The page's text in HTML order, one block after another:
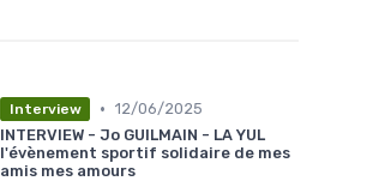
Interview • 12/06/2025
INTERVIEW - Jo GUILMAIN - LA YUL
l'évènement sportif solidaire de mes
amis mes amours